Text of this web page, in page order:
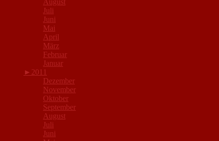
August
Juli
Juni
Mai
April
März
Februar
Januar
► 2011
Dezember
November
Oktober
September
August
Juli
Juni